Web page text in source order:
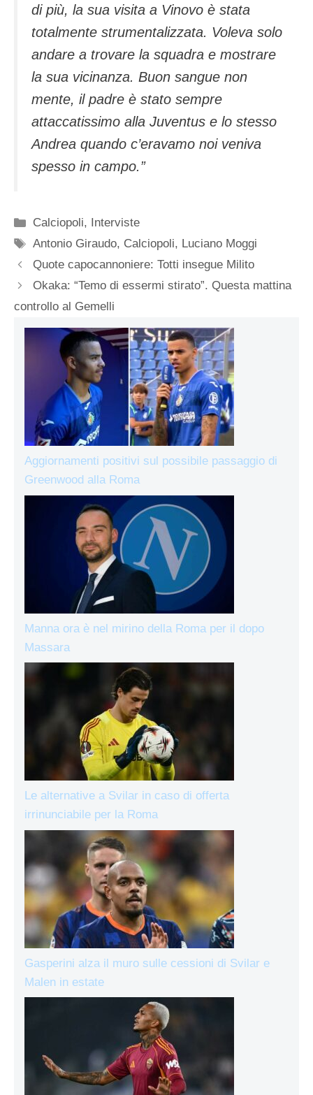
di più, la sua visita a Vinovo è stata
totalmente strumentalizzata. Voleva solo
andare a trovare la squadra e mostrare
la sua vicinanza. Buon sangue non
mente, il padre è stato sempre
attaccatissimo alla Juventus e lo stesso
Andrea quando c’eravamo noi veniva
spesso in campo.”
Categorie
Calciopoli,
Interviste
Tag
Antonio Giraudo, Calciopoli, Luciano Moggi
Quote capocannoniere: Totti insegue Milito
Okaka: “Temo di essermi stirato”. Questa mattina
controllo al Gemelli
Aggiornamenti positivi sul possibile passaggio di
Greenwood alla Roma
Manna ora è nel mirino della Roma per il dopo
Massara
Le alternative a Svilar in caso di offerta
irrinunciabile per la Roma
Gasperini alza il muro sulle cessioni di Svilar e
Malen in estate